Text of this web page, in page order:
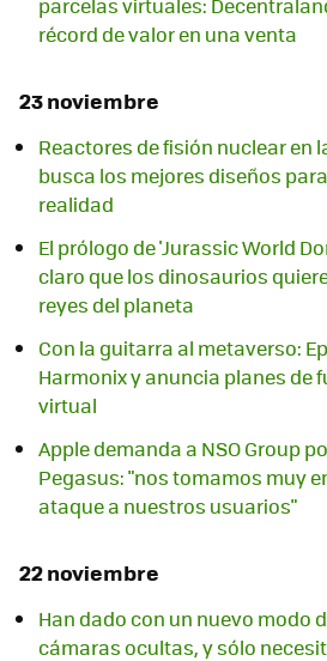
récord de valor en una venta
23 noviembre
Reactores de fisión nuclear en
busca los mejores diseños
realidad
El prólogo de 'Jurassic World
claro que los dinosaurios
reyes del planeta
Con la guitarra al metaverso:
Harmonix y anuncia planes de
virtual
Apple demanda a NSO Group
Pegasus: "nos tomamos muy
ataque a nuestros usuarios"
22 noviembre
Han dado con un nuevo modo
cámaras ocultas, y sólo